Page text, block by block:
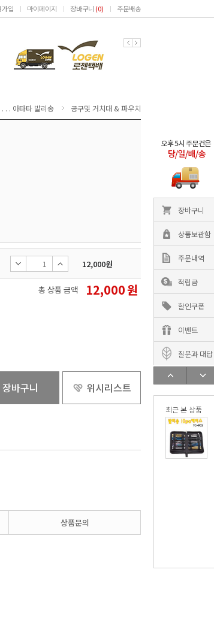
장바구니
상품보관함
주문내역
적립금
할인쿠폰
이벤트
질문과 대답
최근 본 상품
입 마이페이지 장바구니 (0) 주문배송
. . . 아타타 발리송 공구및 거치대 & 파우치
12,000원
총 상품 금액 12,000원
장바구니 위시리스트
상품문의